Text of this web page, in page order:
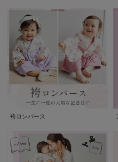
袴ロンパース